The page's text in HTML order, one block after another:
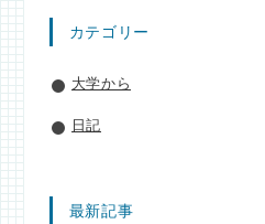
カテゴリー
大学から
日記
最新記事